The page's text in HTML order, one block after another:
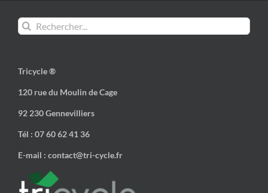
Rechercher:
Tricycle ®
120 rue du Moulin de Cage
92 230 Gennevilliers
Tél : 07 60 62 41 36
E-mail : contact@tri-cycle.fr